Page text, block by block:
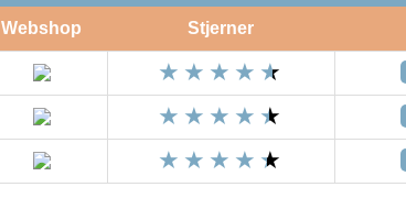
Webshop Stjerner